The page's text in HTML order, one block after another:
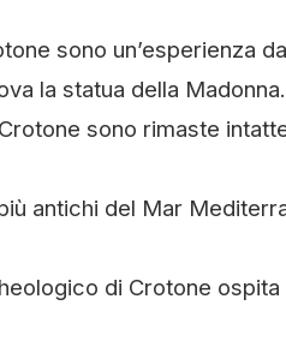
sono un’esperienza
la statua della Madonna.
sono rimaste
antichi del Mar
di Crotone